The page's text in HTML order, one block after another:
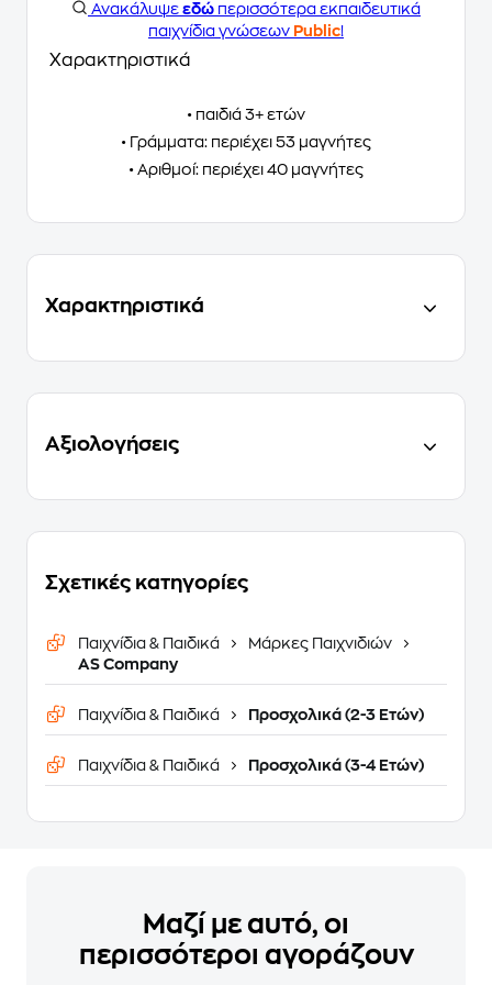
Ανακάλυψε εδώ περισσότερα εκπαιδευτικά
παιχνίδια γνώσεων Public!
Χαρακτηριστικά
• παιδιά 3+ ετών
• Γράμματα: περιέχει 53 μαγνήτες
• Αριθμοί: περιέχει 40 μαγνήτες
Χαρακτηριστικά
Αξιολογήσεις
Σχετικές κατηγορίες
Παιχνίδια & Παιδικά
Μάρκες Παιχνιδιών
AS Company
Παιχνίδια & Παιδικά Προσχολικά (2-3 Ετών)
Παιχνίδια & Παιδικά Προσχολικά (3-4 Ετών)
Μαζί με αυτό, οι
περισσότεροι αγοράζουν